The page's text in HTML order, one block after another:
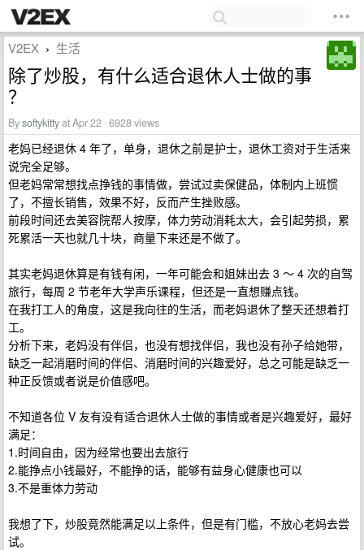
V2EX › 生活
除了炒股，有什么适合退休人士做的事
？
Bysoftykittyat Apr 22 · 6928 views
老妈已经退休 4 年了，单身，退休之前是护士，退休工资对于生活来
说完全足够。
但老妈常常想找点挣钱的事情做，尝试过卖保健品，体制内上班惯
了，不擅长销售，效果不好，反而产生挫败感。
前段时间还去美容院帮人按摩，体力劳动消耗太大，会引起劳损，累
死累活一天也就几十块，商量下来还是不做了。
其实老妈退休算是有钱有闲，一年可能会和姐妹出去 3 ～ 4 次的自驾
旅行，每周 2 节老年大学声乐课程，但还是一直想赚点钱。
在我打工人的角度，这是我向往的生活，而老妈退休了整天还想着打
工。
分析下来，老妈没有伴侣，也没有想找伴侣，我也没有孙子给她带，
缺乏一起消磨时间的伴侣、消磨时间的兴趣爱好，总之可能是缺乏一
种正反馈或者说是价值感吧。
不知道各位 V 友有没有适合退休人士做的事情或者是兴趣爱好，最好
满足：
1.时间自由，因为经常也要出去旅行
2.能挣点小钱最好，不能挣的话，能够有益身心健康也可以
3.不是重体力劳动
我想了下，炒股竟然能满足以上条件，但是有门槛，不放心老妈去尝
试。